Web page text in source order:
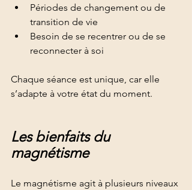
Périodes de changement ou de
transition de vie
Besoin de se recentrer ou de se
reconnecter à soi
Chaque séance est unique, car elle
s’adapte à votre état du moment.
Les bienfaits du
magnétisme
Le magnétisme agit à plusieurs niveaux